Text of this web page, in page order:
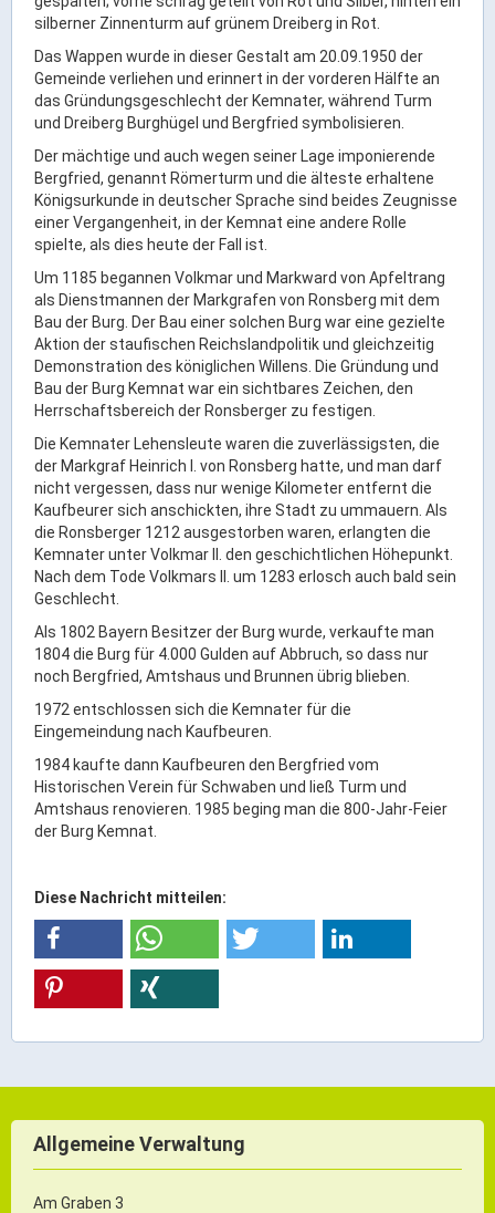
Ortsrecht & Bekanntmachungen
Stellenangebote
Haushaltsplan
Stadt & Freizeit
Familie & Gleichstellung
Heiraten in Kaufbeuren
Stadtgeschichte & -teile
Freizeiteinrichtungen
Veranstaltungsräume
Willkommen in der Altstadt
ÖPNV
Engagement, Ehrenamt & Vereine
Integration & Vielfalt
Kultur
Kulturmacher
Persönlichkeiten
Wirtschaftsstandort
Gewerbegebiete
Gründung
Einzelhandel & aktive Innenstadt
Tourismus- & Stadtmarketing
silberner Zinnenturm auf grünem Dreiberg in Rot.
Das Wappen wurde in dieser Gestalt am 20.09.1950 der
Gemeinde verliehen und erinnert in der vorderen Hälfte an
das Gründungsgeschlecht der Kemnater, während Turm
und Dreiberg Burghügel und Bergfried symbolisieren.
Der mächtige und auch wegen seiner Lage imponierende
Bergfried, genannt Römerturm und die älteste erhaltene
Königsurkunde in deutscher Sprache sind beides Zeugnisse
einer Vergangenheit, in der Kemnat eine andere Rolle
spielte, als dies heute der Fall ist.
Um 1185 begannen Volkmar und Markward von Apfeltrang
als Dienstmannen der Markgrafen von Ronsberg mit dem
Bau der Burg. Der Bau einer solchen Burg war eine gezielte
Aktion der staufischen Reichslandpolitik und gleichzeitig
Demonstration des königlichen Willens. Die Gründung und
Bau der Burg Kemnat war ein sichtbares Zeichen, den
Herrschaftsbereich der Ronsberger zu festigen.
Die Kemnater Lehensleute waren die zuverlässigsten, die
der Markgraf Heinrich I. von Ronsberg hatte, und man darf
nicht vergessen, dass nur wenige Kilometer entfernt die
Kaufbeurer sich anschickten, ihre Stadt zu ummauern. Als
die Ronsberger 1212 ausgestorben waren, erlangten die
Kemnater unter Volkmar II. den geschichtlichen Höhepunkt.
Nach dem Tode Volkmars II. um 1283 erlosch auch bald sein
Geschlecht.
Als 1802 Bayern Besitzer der Burg wurde, verkaufte man
1804 die Burg für 4.000 Gulden auf Abbruch, so dass nur
noch Bergfried, Amtshaus und Brunnen übrig blieben.
1972 entschlossen sich die Kemnater für die
Eingemeindung nach Kaufbeuren.
1984 kaufte dann Kaufbeuren den Bergfried vom
Historischen Verein für Schwaben und ließ Turm und
Amtshaus renovieren. 1985 beging man die 800-Jahr-Feier
der Burg Kemnat.
Diese Nachricht mitteilen:
Allgemeine Verwaltung
Am Graben 3